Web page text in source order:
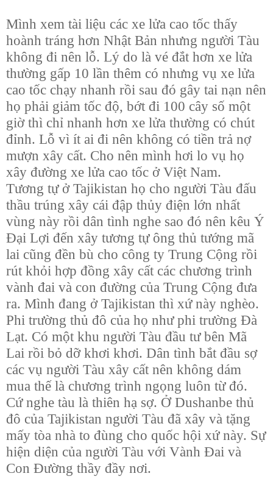
Mình xem tài liệu các xe lửa cao tốc thấy
hoành tráng hơn Nhật Bản nhưng người Tàu
không đi nên lỗ. Lý do là vé đắt hơn xe lửa
thường gấp 10 lần thêm có nhưng vụ xe lửa
cao tốc chạy nhanh rồi sau đó gây tai nạn nên
họ phải giảm tốc độ, bớt đi 100 cây số một
giờ thì chỉ nhanh hơn xe lửa thường có chút
đỉnh. Lỗ vì ít ai đi nên không có tiền trả nợ
mượn xây cất. Cho nên mình hơi lo vụ họ
xây đường xe lửa cao tốc ở Việt Nam.
Tương tự ở Tajikistan họ cho người Tàu đấu
thầu trúng xây cái đập thủy điện lớn nhất
vùng này rồi dân tình nghe sao đó nên kêu Ý
Đại Lợi đến xây tương tự ông thủ tướng mã
lai cũng đền bù cho công ty Trung Cộng rồi
rút khỏi hợp đồng xây cất các chương trình
vành đai và con đường của Trung Cộng đưa
ra. Mình đang ở Tajikistan thì xứ này nghèo.
Phi trường thủ đô của họ như phi trường Đà
Lạt. Có một khu người Tàu đầu tư bên Mã
Lai rồi bỏ dỡ khơi khơi. Dân tình bắt đầu sợ
các vụ người Tàu xây cất nên không dám
mua thế là chương trình ngọng luôn từ đó.
Cứ nghe tàu là thiên hạ sợ. Ở Dushanbe thủ
đô của Tajikistan người Tàu đã xây và tặng
mấy tòa nhà to đùng cho quốc hội xứ này. Sự
hiện diện của người Tàu với Vành Đai và
Con Đường thầy đầy nơi.